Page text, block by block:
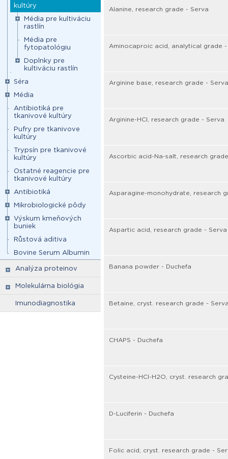
kultúry
Média pre kultiváciu
rastlín
Média pre
fytopatológiu
Doplnky pre
kultiváciu rastlín
Séra
Média
Antibiotiká pre
tkanivové kultúry
Pufry pre tkanivove
kultúry
Trypsín pre tkanivové
kultúry
Ostatné reagencie pre
tkanivové kultúry
Antibiotiká
Mikrobiologické pôdy
Výskum kmeňových
buniek
Růstová aditiva
Bovine Serum Albumin
Analýza proteinov
Molekulárna biológia
Imunodiagnostika
Alanine, research grade - Serva
Aminocaproic acid, analytical grade
Arginine base, research grade - Serva
Arginine-HCl, research grade - Serva
Ascorbic acid-Na-salt, research
Asparagine-monohydrate, research
Aspartic acid, research grade - Serva
Banana powder - Duchefa
Betaine, cryst. research grade -
CHAPS - Duchefa
Cysteine-HCl-H2O, cryst. research
D-Luciferin - Duchefa
Folic acid, cryst. research grade -